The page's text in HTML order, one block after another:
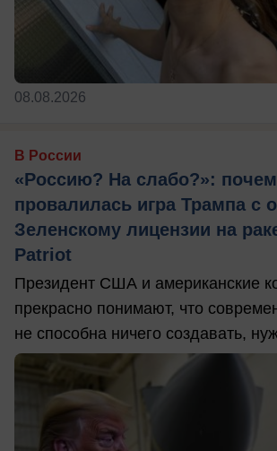
08.08.2026
В России
«Россию? На слабо?»:
провалилась игра Трампа с
Зеленскому лицензии на
Patriot
Президент США и американские
прекрасно понимают, что
не способна ничего создавать,